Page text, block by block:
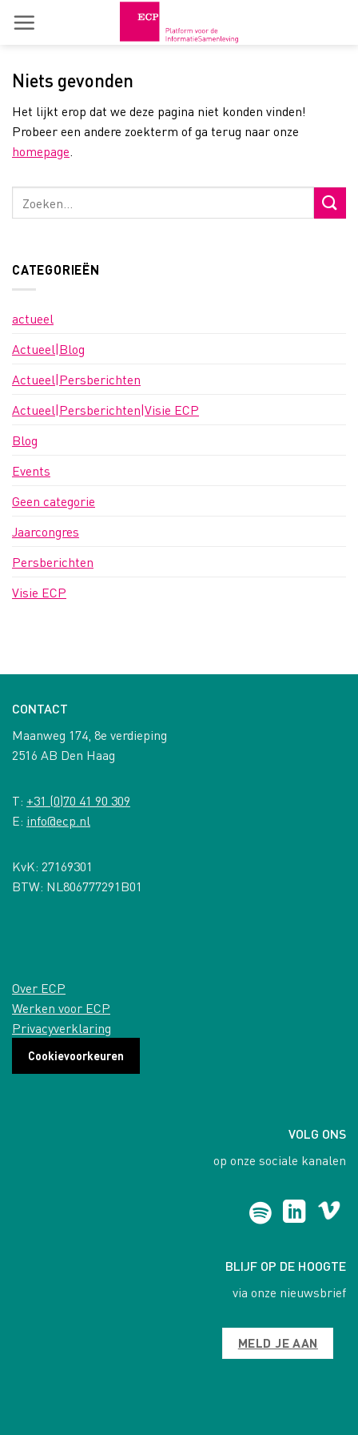
Niets gevonden
Het lijkt erop dat we deze pagina niet konden vinden!
Probeer een andere zoekterm of ga terug naar onze
homepage
CATEGORIEËN
actueel
Actueel|Blog
Actueel|Persberichten
Actueel|Persberichten|Visie ECP
Blog
Events
Geen categorie
Jaarcongres
Persberichten
Visie ECP
CONTACT
Maanweg 174, 8e verdieping
2516 AB Den Haag
T: +31 (0)70 41 90 309
E: info@ecp.nl
KvK: 27169301
BTW: NL806777291B01
Over ECP
Werken voor ECP
Privacyverklaring
Cookievoorkeuren
VOLG ONS
op onze sociale kanalen
BLIJF OP DE HOOGTE
via onze nieuwsbrief
MELD JE AAN